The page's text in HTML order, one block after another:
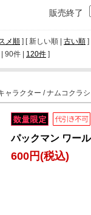
販売終了
メ順 ] [ 新しい順 | 古い順 ]
| 90件 | 120件 ]
ャラクター / ナムコクラ
パックマン ワー
600円(税込)